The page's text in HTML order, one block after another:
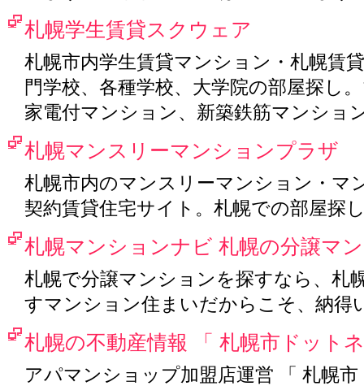
札幌学生賃貸スクウェア
札幌市内学生賃貸マンション・札幌賃
門学校、各種学校、大学院の部屋探し
家電付マンション、新築鉄筋マンショ
札幌マンスリーマンションプラザ
札幌市内のマンスリーマンション・マ
契約賃貸住宅サイト。札幌での部屋探
札幌マンションナビ 札幌の分譲マ
札幌で分譲マンションを探すなら、札
すマンション住まいだからこそ、納得
札幌の不動産情報 「 札幌市ドット
アパマンショップ加盟店運営 「 札幌